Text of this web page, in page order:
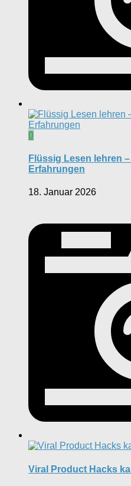
0
Flüssig Lesen lehren
Erfahrungen
18. Januar 2026
Viral Product Hacks